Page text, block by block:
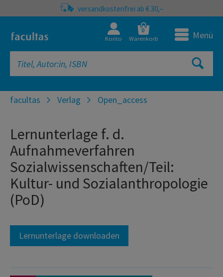
versandkostenfrei ab € 30,–
Konto
0
Warenkorb Menü
facultas Verlag Open_access
Lernunterlage f. d.
Aufnahmeverfahren
Sozialwissenschaften/Teil:
Kultur- und Sozialanthropologie
(PoD)
Lernunterlage downloaden